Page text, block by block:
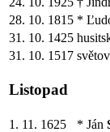
28. 10. 1815 *
31. 10. 1425
31. 10. 1517
Listopad
1. 11. 1625 * Ján